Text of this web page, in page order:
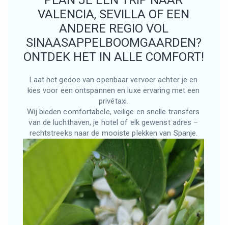
VALENCIA, SEVILLA OF EEN
ANDERE REGIO VOL
SINAASAPPELBOOMGAARDEN?
ONTDEK HET IN ALLE COMFORT!
Laat het gedoe van openbaar vervoer achter je en
kies voor een ontspannen en luxe ervaring met een
privétaxi.
Wij bieden comfortabele, veilige en snelle transfers
van de luchthaven, je hotel of elk gewenst adres –
rechtstreeks naar de mooiste plekken van Spanje.